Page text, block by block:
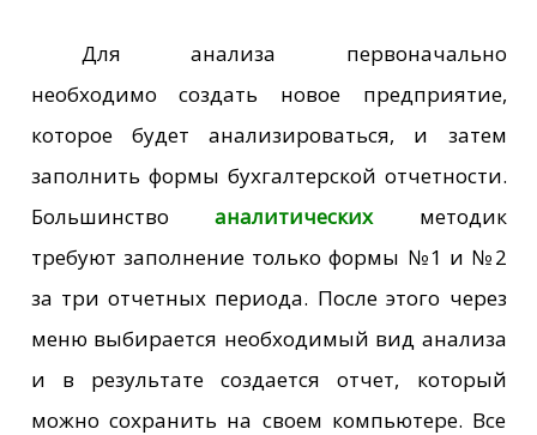
Для анализа первоначально
необходимо создать новое предприятие,
которое будет анализироваться, и затем
заполнить формы бухгалтерской отчетности.
Большинство
аналитических
методик
требуют заполнение только формы №1 и №2
за три отчетных периода. После этого через
меню выбирается необходимый вид анализа
и в результате создается отчет, который
можно сохранить на своем компьютере. Все